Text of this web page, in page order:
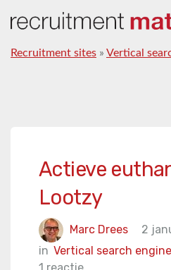
Recruitment sites » Vertical
Actieve
Lootzy
Marc Drees
2
in Vertical search engine